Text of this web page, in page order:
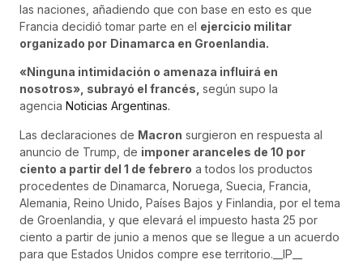
las naciones, añadiendo que con base en esto es que
Francia decidió tomar parte en el ejercicio militar
organizado por Dinamarca en Groenlandia.
«Ninguna intimidación o amenaza influirá en
nosotros», subrayó el francés, según supo la
agencia Noticias Argentinas.
Las declaraciones de Macron surgieron en respuesta al
anuncio de Trump, de imponer aranceles de 10 por
ciento a partir del 1 de febrero a todos los productos
procedentes de Dinamarca, Noruega, Suecia, Francia,
Alemania, Reino Unido, Países Bajos y Finlandia, por el tema
de Groenlandia, y que elevará el impuesto hasta 25 por
ciento a partir de junio a menos que se llegue a un acuerdo
para que Estados Unidos compre ese territorio.__IP__